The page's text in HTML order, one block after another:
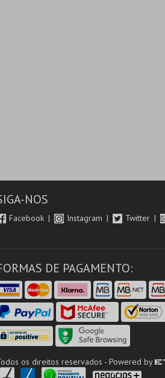
NOS
Facebook Instagram Twitter
DE PAGAMENTO:
os direitos reservados - Powered by